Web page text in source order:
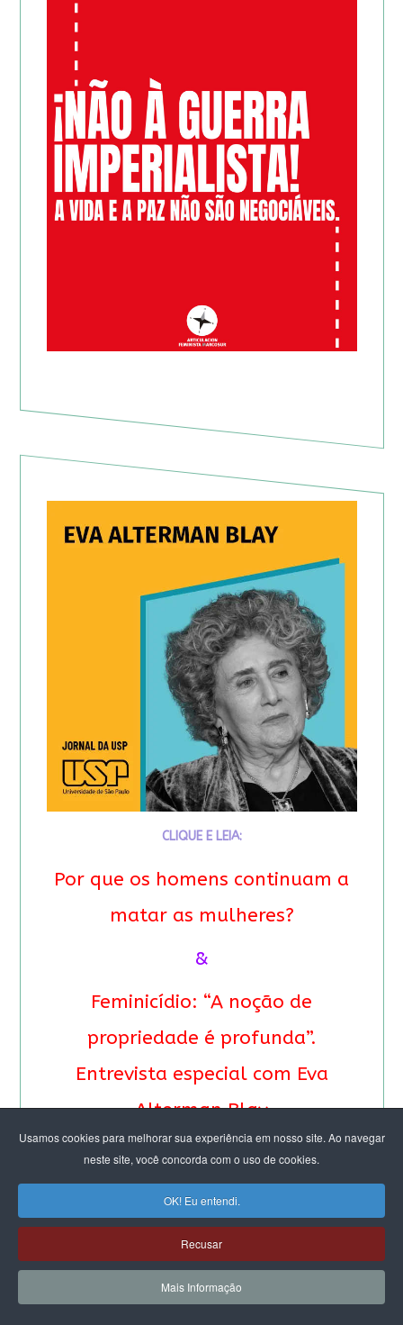
Usamos cookies para melhorar sua experiência em nosso site. Ao navegar
neste site, você concorda com o uso de cookies.
OK! Eu entendi.
Recusar
Mais Informação
CLIQUE E LEIA:
Por que os homens continuam a
matar as mulheres?
&
Feminicídio: “A noção de
propriedade é profunda”.
Entrevista especial com Eva
Alterman Blay